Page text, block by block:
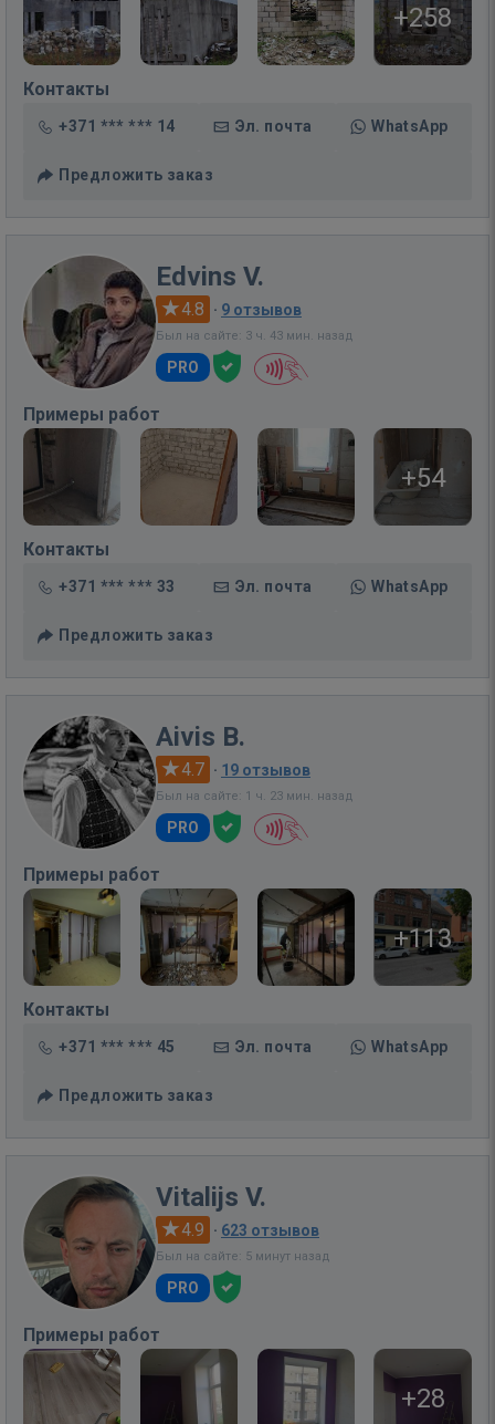
+258
Контакты
+371 *** *** 14 Эл. почта WhatsApp
Предложить заказ
Edvins V.
4.8 · 9 отзывов
Был на сайте: 3 ч. 43 мин. назад
PRO
Примеры работ
+54
Контакты
+371 *** *** 33 Эл. почта WhatsApp
Предложить заказ
Aivis B.
4.7 · 19 отзывов
Был на сайте: 1 ч. 23 мин. назад
PRO
Примеры работ
+113
Контакты
+371 *** *** 45 Эл. почта WhatsApp
Предложить заказ
Vitalijs V.
4.9 · 623 отзывов
Был на сайте: 5 минут назад
PRO
Примеры работ
+28